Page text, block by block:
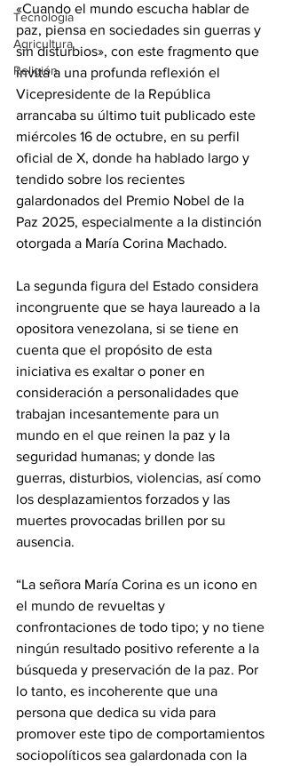
Tecnología
Agricultura
Religión
«Cuando el mundo escucha hablar de
paz, piensa en sociedades sin guerras y
sin disturbios», con este fragmento que
invita a una profunda reflexión el
Vicepresidente de la República
arrancaba su último tuit publicado este
miércoles 16 de octubre, en su perfil
oficial de X, donde ha hablado largo y
tendido sobre los recientes
galardonados del Premio Nobel de la
Paz 2025, especialmente a la distinción
otorgada a María Corina Machado.
‎La segunda figura del Estado considera
incongruente que se haya laureado a la
opositora venezolana, si se tiene en
cuenta que el propósito de esta
iniciativa es exaltar o poner en
consideración a personalidades que
trabajan incesantemente para un
mundo en el que reinen la paz y la
seguridad humanas; y donde las
guerras, disturbios, violencias, así como
los desplazamientos forzados y las
muertes provocadas brillen por su
ausencia.
‎“La señora María Corina es un icono en
el mundo de revueltas y
confrontaciones de todo tipo; y no tiene
ningún resultado positivo referente a la
búsqueda y preservación de la paz. Por
lo tanto, es incoherente que una
persona que dedica su vida para
promover este tipo de comportamientos
sociopolíticos sea galardonada con la